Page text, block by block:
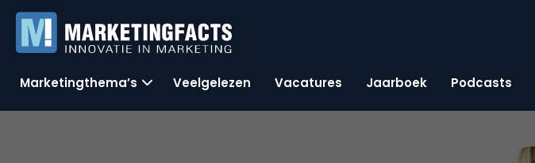
Marketingthema’s Veelgelezen Vacatures Jaarboek Podcasts